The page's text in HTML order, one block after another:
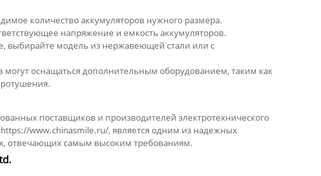
количество аккумуляторов нужного размера.
напряжение и емкость аккумуляторов.
выбирайте модель из нержавеющей стали или с
оснащаться дополнительным оборудованием, таким как
поставщиков и производителей электротехнического
https://www.chinasmile.ru/, является одним из надежных
, отвечающих самым высоким требованиям.